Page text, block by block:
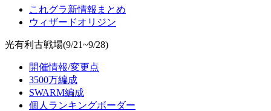
これグラ新情報まとめ
ウィザードオリジン
光有利古戦場(9/21~9/28)
開催情報/変更点
3500万編成
SWARM編成
個人ランキングボーダー